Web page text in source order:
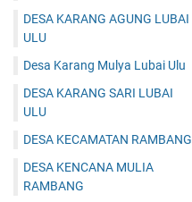
DESA KARANG AGUNG LUBAI
ULU
Desa Karang Mulya Lubai Ulu
DESA KARANG SARI LUBAI
ULU
DESA KECAMATAN RAMBANG
DESA KENCANA MULIA
RAMBANG